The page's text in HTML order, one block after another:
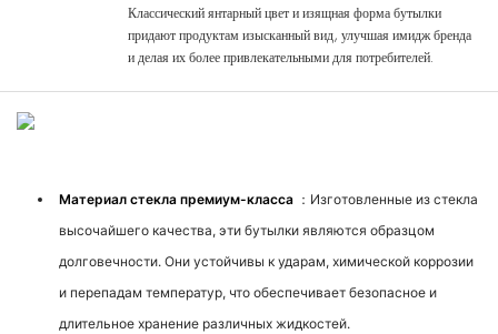
Классический янтарный цвет и изящная форма бутылки
придают продуктам изысканный вид, улучшая имидж бренда
и делая их более привлекательными для потребителей.
Материал стекла премиум-класса ：Изготовленные из стекла
высочайшего качества, эти бутылки являются образцом
долговечности. Они устойчивы к ударам, химической коррозии
и перепадам температур, что обеспечивает безопасное и
длительное хранение различных жидкостей.